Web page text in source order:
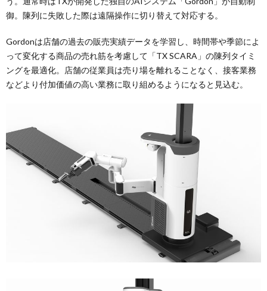
御。陳列に失敗した際は遠隔操作に切り替えて対応する。
Gordonは店舗の過去の販売実績データを学習し、時間帯や季節によ
って変化する商品の売れ筋を考慮して「TX SCARA」の陳列タイミ
ングを最適化。店舗の従業員は売り場を離れることなく、接客業務
などより付加価値の高い業務に取り組めるようになると見込む。